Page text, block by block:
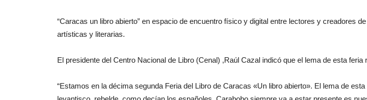
“Caracas un libro abierto” en espacio de encuentro físico y digital entre lectores y creadores
artísticas y literarias.
El presidente del Centro Nacional de Libro (Cenal) ,Raúl Cazal indicó que el lema de esta
“Estamos en la décima segunda Feria del Libro de Caracas «Un libro abierto». El lema de